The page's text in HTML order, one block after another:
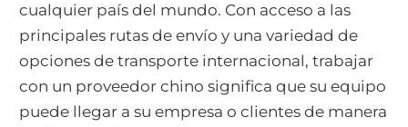
cualquier país del mundo. Con acceso a las
principales rutas de envío y una variedad de
opciones de transporte internacional, trabajar
con un proveedor chino significa que su equipo
puede llegar a su empresa o clientes de manera